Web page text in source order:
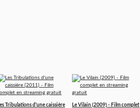
Tribulations d'une caissière
Le Vilain (2009) - Film complet